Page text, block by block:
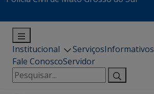
Institucional ServiçosInformativos
Fale ConoscoServidor
Pesquisar
por: